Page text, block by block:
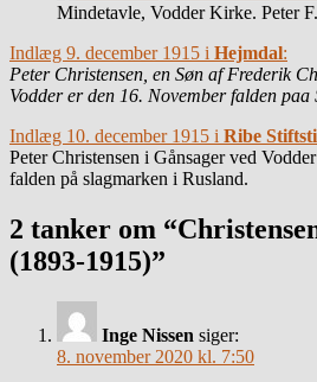
Mindetavle, Vodder Kirke. Peter
Indlæg 9. december 1915 i Hejmdal:
Peter Christensen, en Søn af Frederik
Vodder er den 16. November falden
Indlæg 10. december 1915 i Ribe
Peter Christensen i Gånsager ved
falden på slagmarken i Rusland.
2 tanker om
(1893-1915)”
Inge Nissen siger:
8. november 2020 kl. 7:50